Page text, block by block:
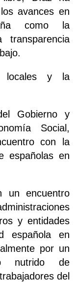
avances en
como la
locales y la
Gobierno y
Social,
con la
españolas en
un encuentro
y entidades
española en
por un
nutrido de
del